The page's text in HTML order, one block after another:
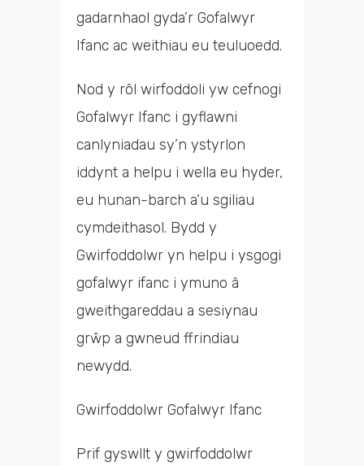
gadarnhaol gyda’r Gofalwyr
Ifanc ac weithiau eu teuluoedd.
Nod y rôl wirfoddoli yw cefnogi
Gofalwyr Ifanc i gyflawni
canlyniadau sy’n ystyrlon
iddynt a helpu i wella eu hyder,
eu hunan-barch a’u sgiliau
cymdeithasol. Bydd y
Gwirfoddolwr yn helpu i ysgogi
gofalwyr ifanc i ymuno â
gweithgareddau a sesiynau
grŵp a gwneud ffrindiau
newydd.
Gwirfoddolwr Gofalwyr Ifanc
Prif gyswllt y gwirfoddolwr